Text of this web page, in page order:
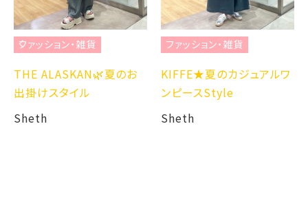
ファッション・雑貨
THE ALASKAN🌿夏のお
出掛けスタイル
Sheth
ファッション・雑貨
KIFFE★夏のカジュアルワ
ンピースStyle
Sheth